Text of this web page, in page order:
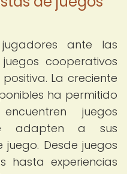
ante las
cooperativos
La creciente
ha permitido
juegos
adapten a sus
Desde juegos
hasta experiencias